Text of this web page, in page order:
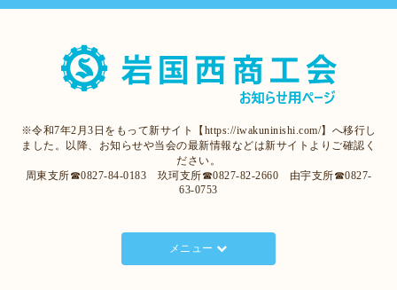
※令和7年2月3日をもって新サイト【https://iwakuninishi.com/】へ移行し
ました。以降、お知らせや当会の最新情報などは新サイトよりご確認く
ださい。
周東支所☎0827-84-0183 玖珂支所☎0827-82-2660 由宇支所☎0827-
63-0753
メニュー